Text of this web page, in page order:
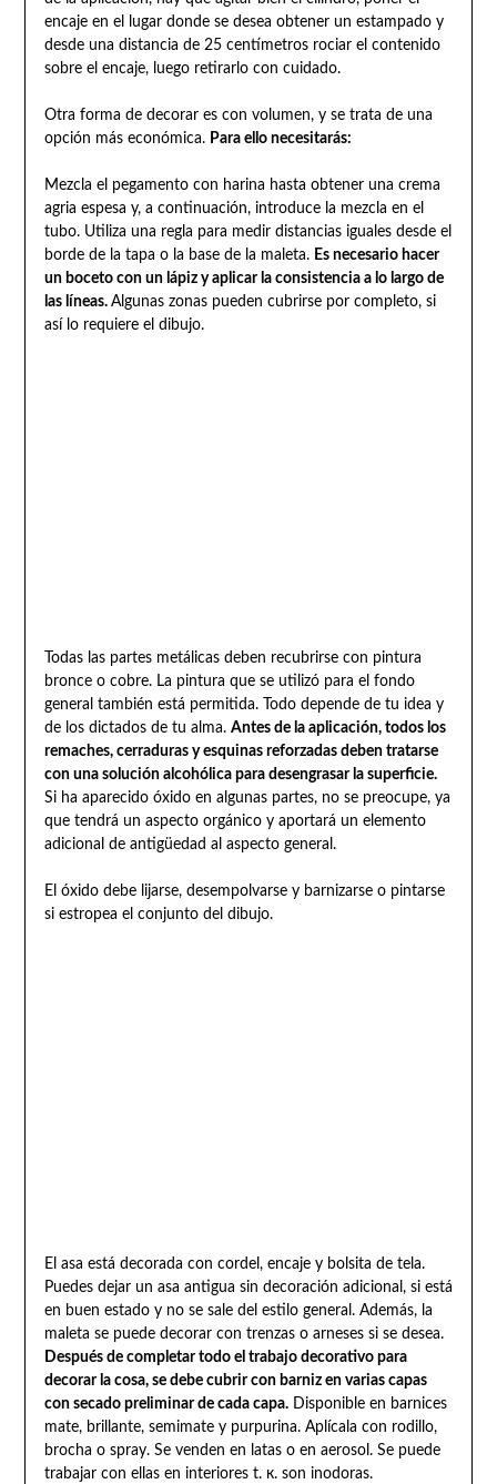
encaje en el lugar donde se desea obtener un estampado y
desde una distancia de 25 centímetros rociar el contenido
sobre el encaje, luego retirarlo con cuidado.
Otra forma de decorar es con volumen, y se trata de una
opción más económica. Para ello necesitarás:
Mezcla el pegamento con harina hasta obtener una crema
agria espesa y, a continuación, introduce la mezcla en el
tubo. Utiliza una regla para medir distancias iguales desde el
borde de la tapa o la base de la maleta. Es necesario hacer
un boceto con un lápiz y aplicar la consistencia a lo largo de
las líneas. Algunas zonas pueden cubrirse por completo, si
así lo requiere el dibujo.
Todas las partes metálicas deben recubrirse con pintura
bronce o cobre. La pintura que se utilizó para el fondo
general también está permitida. Todo depende de tu idea y
de los dictados de tu alma. Antes de la aplicación, todos los
remaches, cerraduras y esquinas reforzadas deben tratarse
con una solución alcohólica para desengrasar la superficie.
Si ha aparecido óxido en algunas partes, no se preocupe, ya
que tendrá un aspecto orgánico y aportará un elemento
adicional de antigüedad al aspecto general.
El óxido debe lijarse, desempolvarse y barnizarse o pintarse
si estropea el conjunto del dibujo.
El asa está decorada con cordel, encaje y bolsita de tela.
Puedes dejar un asa antigua sin decoración adicional, si está
en buen estado y no se sale del estilo general. Además, la
maleta se puede decorar con trenzas o arneses si se desea.
Después de completar todo el trabajo decorativo para
decorar la cosa, se debe cubrir con barniz en varias capas
con secado preliminar de cada capa.Disponible en barnices
mate, brillante, semimate y purpurina. Aplícala con rodillo,
brocha o spray. Se venden en latas o en aerosol. Se puede
trabajar con ellas en interiores t. к. son inodoras.